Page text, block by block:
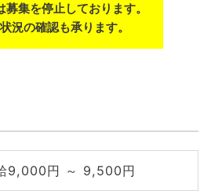
集を停止しております。
況の確認も承ります。
9,000円 ～ 9,500円